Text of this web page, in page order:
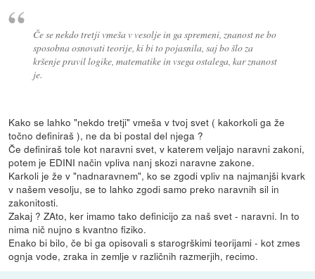
Če se nekdo tretji vmeša v vesolje in ga spremeni, znanost ne bo
sposobna osnovati teorije, ki bi to pojasnila, saj bo šlo za
kršenje pravil logike, matematike in vsega ostalega, kar znanost
je.
Kako se lahko "nekdo tretji" vmeša v tvoj svet ( kakorkoli ga že
točno definiraš ), ne da bi postal del njega ?
Če definiraš tole kot naravni svet, v katerem veljajo naravni zakoni,
potem je EDINI način vpliva nanj skozi naravne zakone.
Karkoli je že v "nadnaravnem", ko se zgodi vpliv na najmanjši kvark
v našem vesolju, se to lahko zgodi samo preko naravnih sil in
zakonitosti.
Zakaj ? ZAto, ker imamo tako definicijo za naš svet - naravni. In to
nima nič nujno s kvantno fiziko.
Enako bi bilo, če bi ga opisovali s starogrškimi teorijami - kot zmes
ognja vode, zraka in zemlje v različnih razmerjih, recimo.